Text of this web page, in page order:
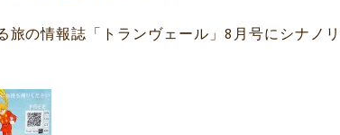
旅の情報誌「トランヴェール」8月号にシナノ